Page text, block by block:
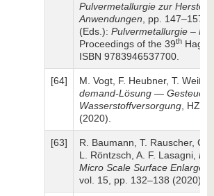
Pulvermetallurgie zur
Anwendungen , pp. 147–157
(Eds.): Pulvermetallurgie –
Proceedings of the 39th
ISBN 9783946537700.
[64]
M. Vogt, F. Heubner, T.
demand-Lösung —
Wasserstoffversorgung ,
(2020).
[63]
R. Baumann, T. Rauscher, C.
L. Röntzsch, A. F. Lasagni,
Micro Scale Surface
vol. 15, pp. 132–138